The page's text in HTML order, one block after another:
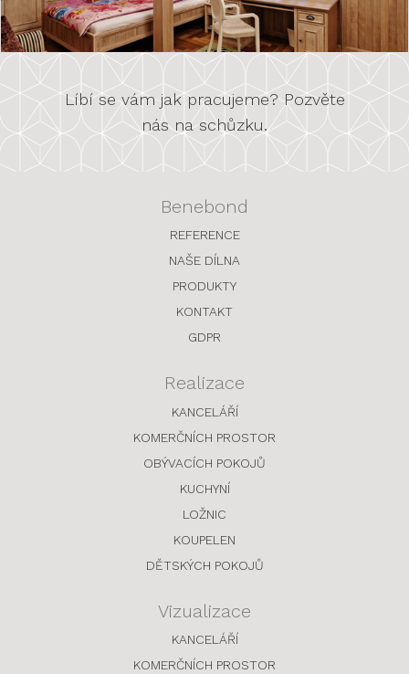
Líbí se vám jak pracujeme? Pozvěte
nás na schůzku.
Benebond
REFERENCE
NAŠE DÍLNA
PRODUKTY
KONTAKT
GDPR
Realizace
KANCELÁŘÍ
KOMERČNÍCH PROSTOR
OBÝVACÍCH POKOJŮ
KUCHYNÍ
LOŽNIC
KOUPELEN
DĚTSKÝCH POKOJŮ
Vizualizace
KANCELÁŘÍ
KOMERČNÍCH PROSTOR